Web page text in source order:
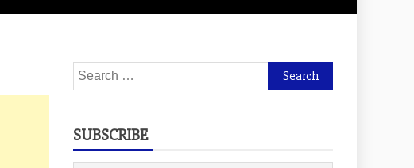
Search
for:
SUBSCRIBE